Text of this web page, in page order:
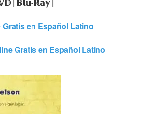
| 𝔹𝕝𝕦-ℝ𝕒𝕪 |
en Español Latino
Gratis en Español Latino